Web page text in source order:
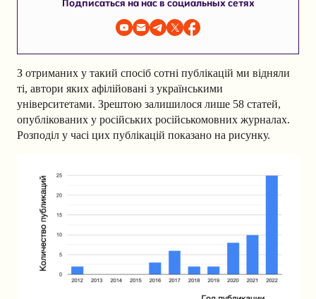
Подписаться на нас в социальных сетях
З отриманих у такий спосіб сотні публікацій ми відняли
ті, автори яких афілійовані з українськими
університетами. Зрештою залишилося лише 58 статей,
опублікованих у російських російськомовних журналах.
Розподіл у часі цих публікацій показано на рисунку.